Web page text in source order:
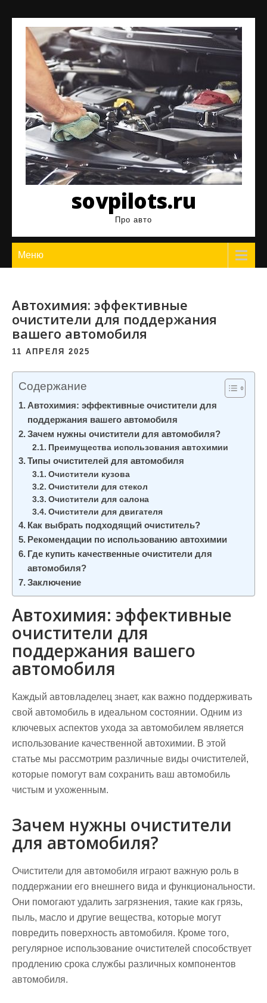
содержимому
sovpilots.ru
Про авто
Меню
Автохимия: эффективные
очистители для поддержания
вашего автомобиля
11 АПРЕЛЯ 2025
Содержание
Автохимия: эффективные очистители для
поддержания вашего автомобиля
Зачем нужны очистители для автомобиля?
Преимущества использования автохимии
Типы очистителей для автомобиля
Очистители кузова
Очистители для стекол
Очистители для салона
Очистители для двигателя
Как выбрать подходящий очиститель?
Рекомендации по использованию автохимии
Где купить качественные очистители для
автомобиля?
Заключение
Автохимия: эффективные
очистители для
поддержания вашего
автомобиля
Каждый автовладелец знает, как важно поддерживать
свой автомобиль в идеальном состоянии. Одним из
ключевых аспектов ухода за автомобилем является
использование качественной автохимии. В этой
статье мы рассмотрим различные виды очистителей,
которые помогут вам сохранить ваш автомобиль
чистым и ухоженным.
Зачем нужны очистители
для автомобиля?
Очистители для автомобиля играют важную роль в
поддержании его внешнего вида и функциональности.
Они помогают удалить загрязнения, такие как грязь,
пыль, масло и другие вещества, которые могут
повредить поверхность автомобиля. Кроме того,
регулярное использование очистителей способствует
продлению срока службы различных компонентов
автомобиля.